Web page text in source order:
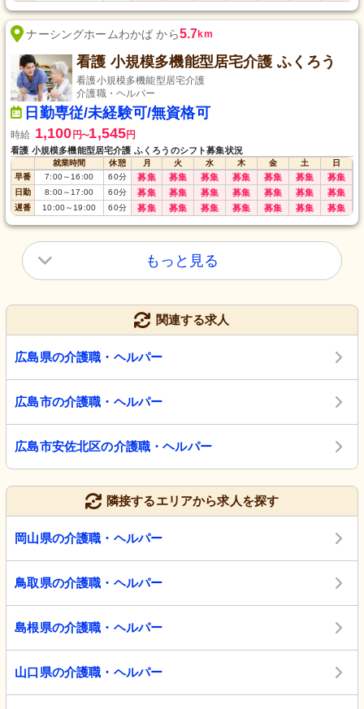
ナーシングホームわかば から5.7km
看護 小規模多機能型居宅介護 ふくろう
看護小規模多機能型居宅介護
介護職・ヘルパー
日勤専従/未経験可/無資格可
時給 1,100 円〜1,545円
看護 小規模多機能型居宅介護 ふくろうのシフト募集状況
就業時間 休憩 月 火 水 木 金 土
日
早番
7:00～16:00 60分 募集 募集 募集 募集 募集 募集 募集
日勤 8:00～17:00 60分 募集 募集 募集 募集 募集 募集 募集
遅番 10:00～19:00 60分 募集 募集 募集 募集 募集 募集 募集
もっと見る
関連する求人
広島県の介護職・ヘルパー
広島市の介護職・ヘルパー
広島市安佐北区の介護職・ヘルパー
隣接するエリアから求人を探す
岡山県の介護職・ヘルパー
鳥取県の介護職・ヘルパー
島根県の介護職・ヘルパー
山口県の介護職・ヘルパー